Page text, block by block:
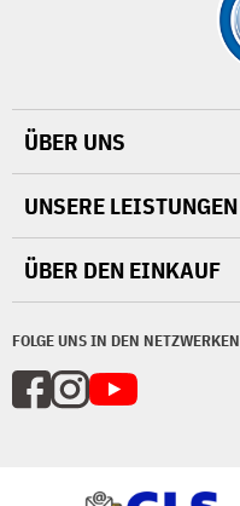
FOLGE UNS IN DEN NETZWERKEN
ÜBER UNS
UNSERE LEISTUNGEN
ÜBER DEN EINKAUF